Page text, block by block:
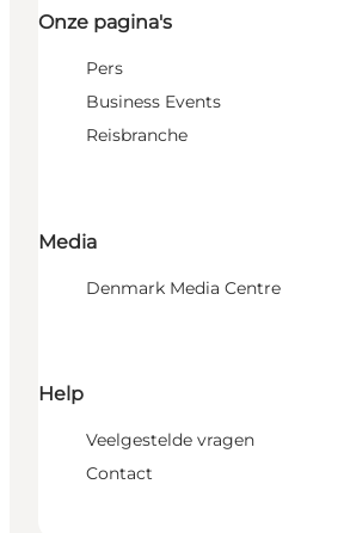
Onze pagina's
Pers
Business Events
Reisbranche
Media
Denmark Media Centre
Help
Veelgestelde vragen
Contact